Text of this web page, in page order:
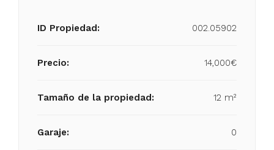
ID Propiedad: 002.05902
Precio: 14,000€
Tamaño de la propiedad: 12 m²
Garaje: 0